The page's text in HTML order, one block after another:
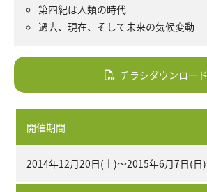
第四紀は人類の時代
過去、現在、そして未来の気候変動
チラシダウンロード
開催期間
2014年12月20日(土)～2015年6月7日(日)